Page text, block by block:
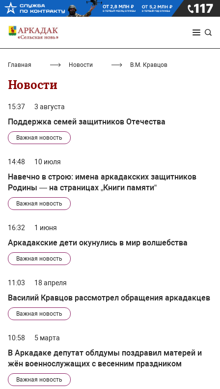
Главная Новости В.М. Кравцов
Новости
15:37 3 августа
Поддержка семей защитников Отечества
Важная новость
14:48 10 июля
Навечно в строю: имена аркадакских защитников
Родины — на страницах „Книги памяти“
Важная новость
16:32 1 июня
Аркадакские дети окунулись в мир волшебства
Важная новость
11:03 18 апреля
Василий Кравцов рассмотрел обращения аркадакцев
Важная новость
10:58 5 марта
В Аркадаке депутат облдумы поздравил матерей и
жён военнослужащих с весенним праздником
Важная новость